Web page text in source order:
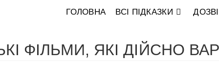
ГОЛОВНА ВСІ ПІДКАЗКИ
ФІЛЬМИ, ЯКІ ДІЙСНО